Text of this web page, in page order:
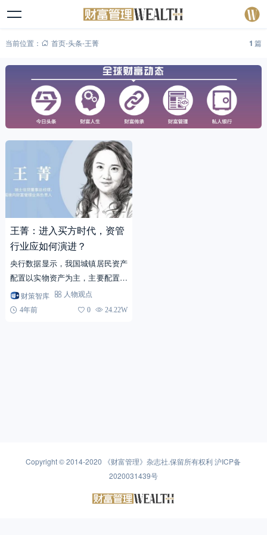
当前位置： 首页-头条-王菁 1 篇
王菁：进入买方时代，资管
行业应如何演进？
央行数据显示，我国城镇居民资产
配置以实物资产为主，主要配置房
地产，占比59.1%，较美国居民家
庭高28.5个百分点。金融资产占总
财策智库
人物观点
4年前
0 24.22W
Copyright © 2014-2020 《财富管理》杂志社.保留所有权利沪ICP备
2020031439号